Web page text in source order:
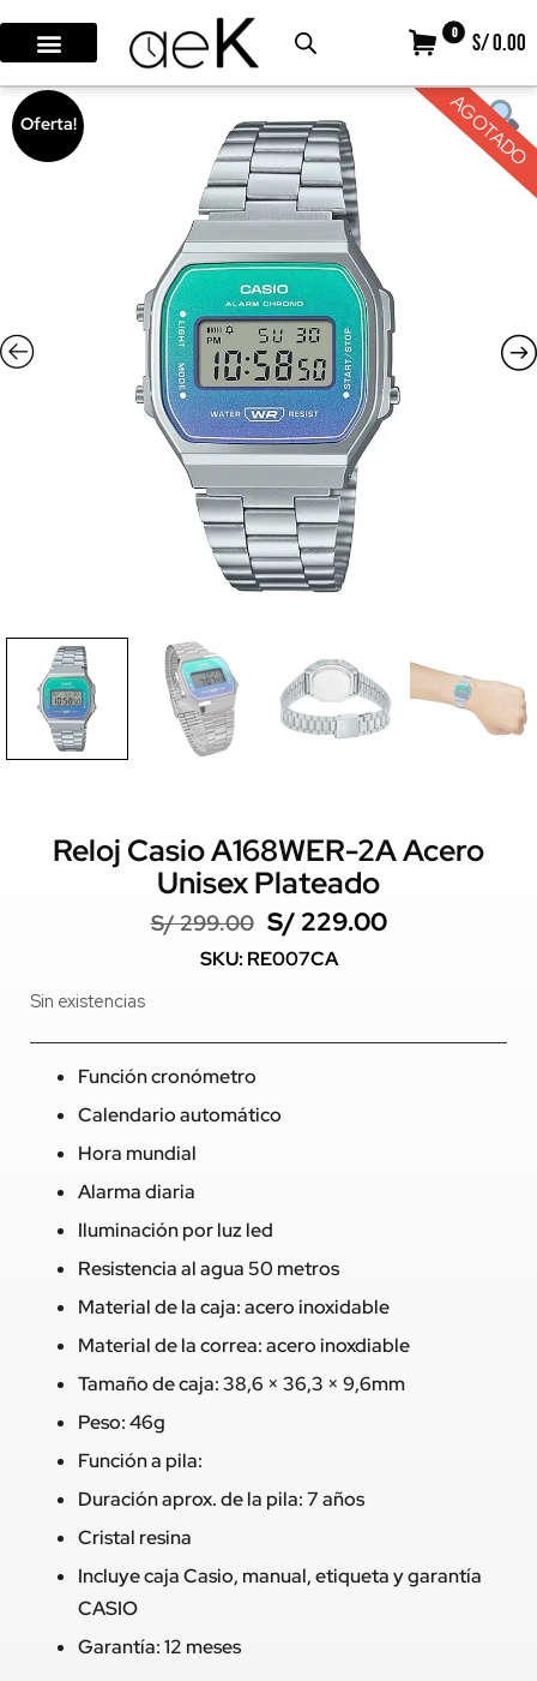
0 S/ 0.00
Oferta! AGOTADO
Reloj Casio A168WER-2A Acero
Unisex Plateado
S/299.00 S/ 229.00
SKU: RE007CA
Sin existencias
Función cronómetro
Calendario automático
Hora mundial
Alarma diaria
Iluminación por luz led
Resistencia al agua 50 metros
Material de la caja: acero inoxidable
Material de la correa: acero inoxdiable
Tamaño de caja: 38,6 × 36,3 × 9,6mm
Peso: 46g
Función a pila:
Duración aprox. de la pila: 7 años
Cristal resina
Incluye caja Casio, manual, etiqueta y garantía
CASIO
Garantía: 12 meses